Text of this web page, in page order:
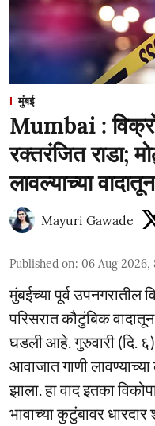
मुंबई
Mumbai :
रक्तरंजित राडा;
लावल्याच्या
Mayuri Gawade
Published on: 06 Aug 2026,
मुंबईच्या पूर्व उपनगरातील
परिसरात कौटुंबिक
घडली आहे. गुरुवारी (दि. ६)
आवाजात गाणी
झाला. हा वाद इतका
भावाच्या कुटुंबावर